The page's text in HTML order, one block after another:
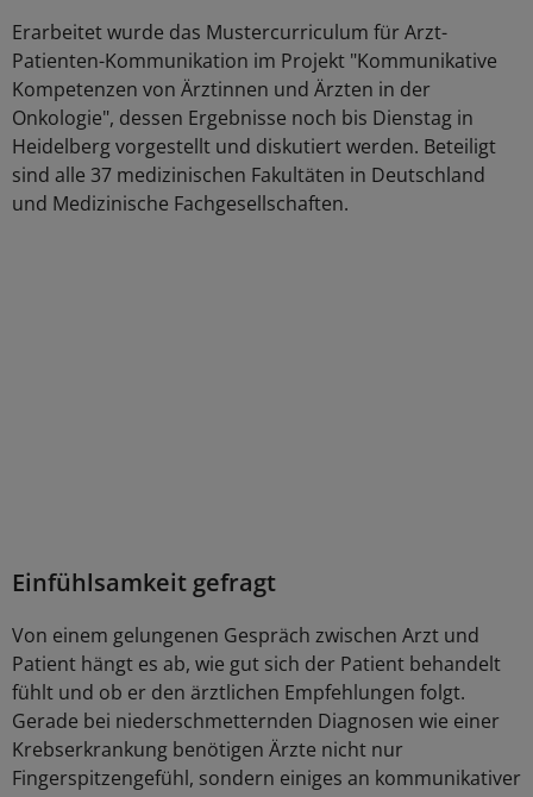
Erarbeitet wurde das Mustercurriculum für Arzt-
Patienten-Kommunikation im Projekt "Kommunikative
Kompetenzen von Ärztinnen und Ärzten in der
Onkologie", dessen Ergebnisse noch bis Dienstag in
Heidelberg vorgestellt und diskutiert werden. Beteiligt
sind alle 37 medizinischen Fakultäten in Deutschland
und Medizinische Fachgesellschaften.
Einfühlsamkeit gefragt
Von einem gelungenen Gespräch zwischen Arzt und
Patient hängt es ab, wie gut sich der Patient behandelt
fühlt und ob er den ärztlichen Empfehlungen folgt.
Gerade bei niederschmetternden Diagnosen wie einer
Krebserkrankung benötigen Ärzte nicht nur
Fingerspitzengefühl, sondern einiges an kommunikativer